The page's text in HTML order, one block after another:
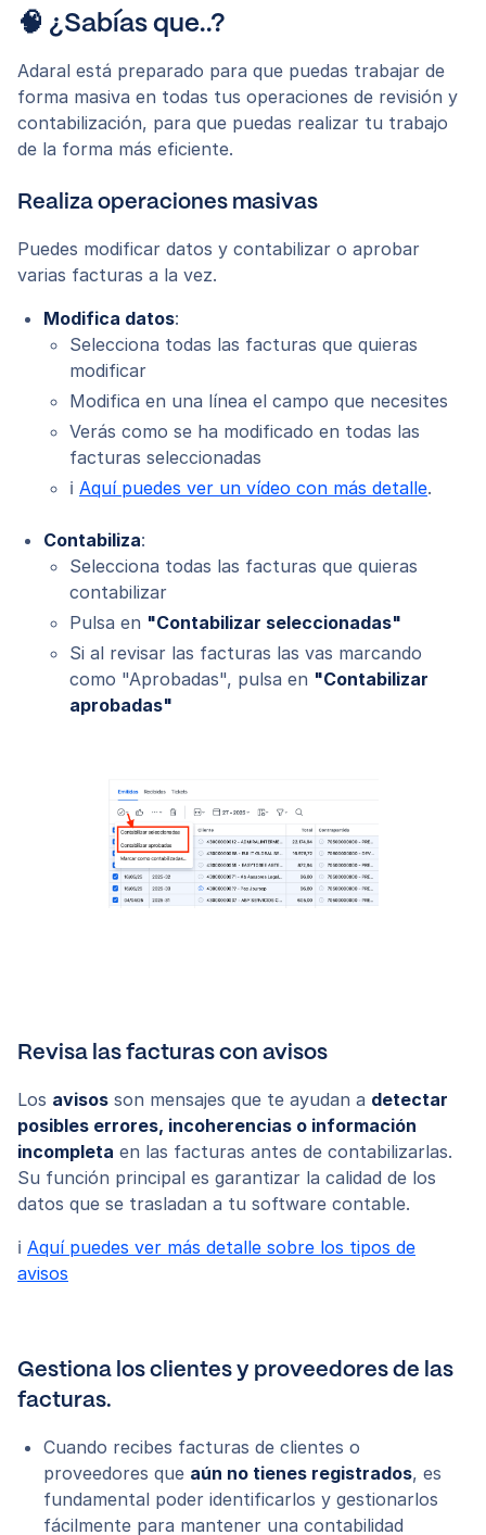
🧠 ¿Sabías que..?
Adaral está preparado para que puedas trabajar de
forma masiva en todas tus operaciones de revisión y
contabilización, para que puedas realizar tu trabajo
de la forma más eficiente.
Realiza operaciones masivas
Puedes modificar datos y contabilizar o aprobar
varias facturas a la vez.
Modifica datos:
Selecciona todas las facturas que quieras
modificar
Modifica en una línea el campo que necesites
Verás como se ha modificado en todas las
facturas seleccionadas
ℹ️ Aquí puedes ver un vídeo con más detalle.
Contabiliza:
Selecciona todas las facturas que quieras
contabilizar
Pulsa en "Contabilizar seleccionadas"
Si al revisar las facturas las vas marcando
como "Aprobadas", pulsa en "Contabilizar
aprobadas"
Revisa las facturas con avisos
Los avisos son mensajes que te ayudan a detectar
posibles errores, incoherencias o información
incompleta en las facturas antes de contabilizarlas.
Su función principal es garantizar la calidad de los
datos que se trasladan a tu software contable.
ℹ️ Aquí puedes ver más detalle sobre los tipos de
avisos
Gestiona los clientes y proveedores de las
facturas.
Cuando recibes facturas de clientes o
proveedores que aún no tienes registrados, es
fundamental poder identificarlos y gestionarlos
fácilmente para mantener una contabilidad